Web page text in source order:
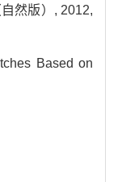
然版）, 2012,
Based on